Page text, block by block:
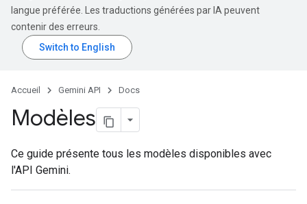
langue préférée. Les traductions générées par IA peuvent
contenir des erreurs.
Accueil Gemini API Docs
Modèles
Ce guide présente tous les modèles disponibles avec
l'API Gemini.